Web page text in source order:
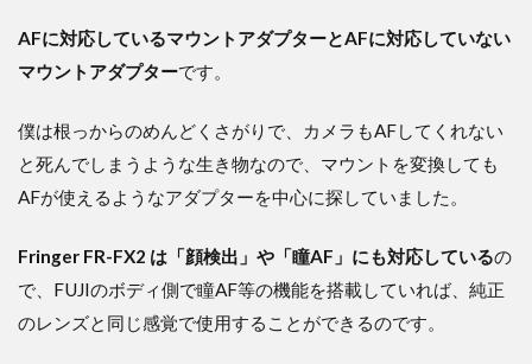
AFに対応しているマウントアダプターとAFに対応していない
マウントアダプターです。
僕は根っからのめんどくさがりで、カメラもAFしてくれない
と死んでしまうような生き物なので、マウントを変換しても
AFが使えるようなアダプターを中心に探していました。
Fringer FR-FX2 は「顔検出」や「瞳AF」にも対応しているの
で、FUJIのボディ側で瞳AF等の機能を搭載していれば、純正
のレンズと同じ感覚で使用することができるのです。